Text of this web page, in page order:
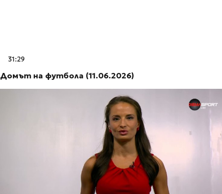
31:29
Домът на футбола (11.06.2026)